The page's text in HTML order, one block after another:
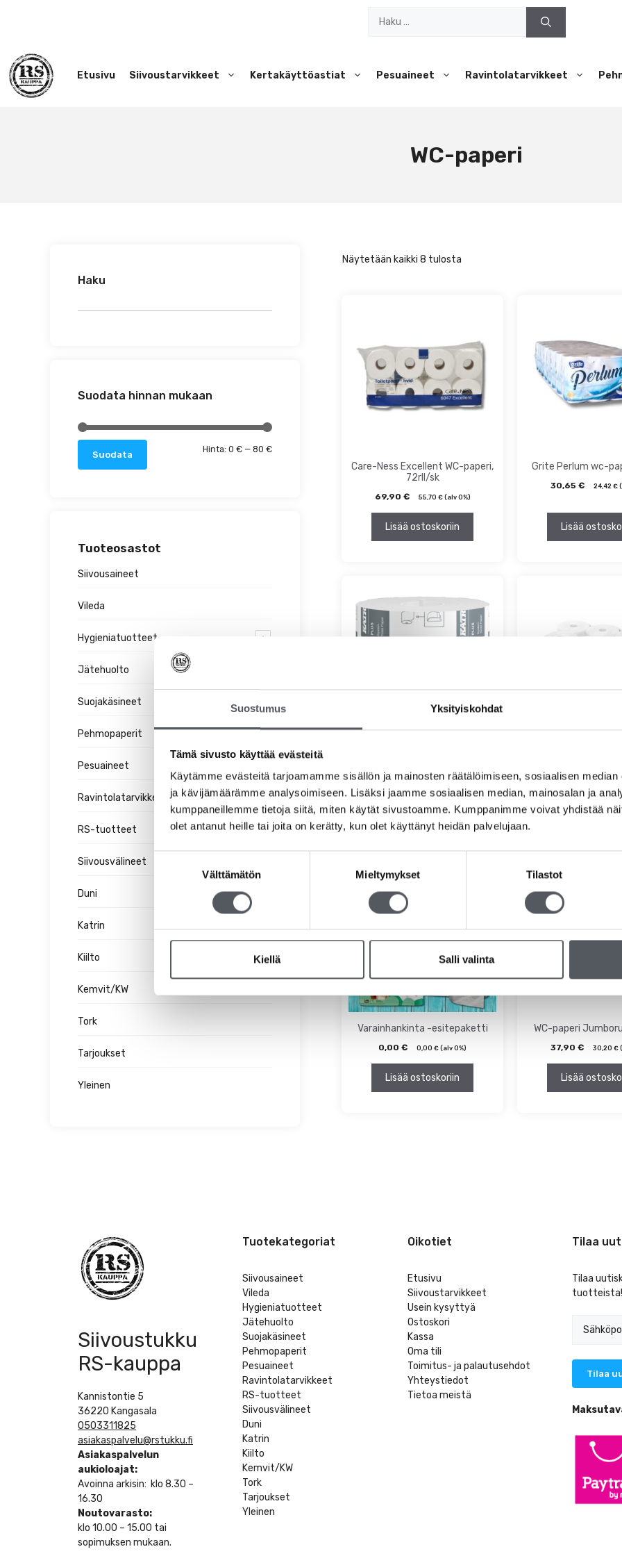
Suostumus Yksityiskohdat
Tämä sivusto käyttää evästeitä
Käytämme evästeitä tarjoamamme sisällön ja mainosten räätälöimiseen, sosiaalisen
ja kävijämäärämme analysoimiseen. Lisäksi jaamme sosiaalisen median, mainosalan ja
kumppaneillemme tietoja siitä, miten käytät sivustoamme. Kumppanimme voivat yhdistää
olet antanut heille tai joita on kerätty, kun olet käyttänyt heidän palvelujaan.
Välttämätön Mieltymykset Tilastot
Kiellä Salli valinta
Etusivu Siivoustarvikkeet Kertakäyttöastiat Pesuaineet Ravintolatarvikkeet
WC-paperi
Näytetään kaikki 8 tulosta
Care-Ness Excellent WC-paperi,
72rll/sk
69,90 € 55,70 €(alv 0%)
Lisää ostoskoriin
Grite Perlum wc-
30,65€ 24,42€
Lisää
Lisää ostoskoriin
39,95€ 31,83€
Lisää
Varainhankinta -esitepaketti
0,00€ 0,00€ (alv 0%)
Lisää ostoskoriin
WC-paperi
37,90 € 30,20 €
Lisää
Haku
Suodata hinnan mukaan
Minimihinta
Maksimihinta
Suodata Hinta: 0 € — 80 €
Tuoteosastot
Siivousaineet
Vileda
Hygieniatuotteet
Jätehuolto
Suojakäsineet
Pehmopaperit
Pesuaineet
Ravintolatarvikkeet
RS-tuotteet
Siivousvälineet
Duni
Katrin
Kiilto
Kemvit/KW
Tork
Tarjoukset
Yleinen
Siivoustukku
RS-kauppa
Kannistontie 5
36220 Kangasala
0503311825
asiakaspalvelu@rstukku.fi
Asiakaspalvelun
aukioloajat:
Avoinna arkisin: klo 8.30 –
16.30
Noutovarasto:
klo 10.00 – 15.00 tai
sopimuksen mukaan.
Tuotekategoriat
Siivousaineet
Vileda
Hygieniatuotteet
Jätehuolto
Suojakäsineet
Pehmopaperit
Pesuaineet
Ravintolatarvikkeet
RS-tuotteet
Siivousvälineet
Duni
Katrin
Kiilto
Kemvit/KW
Tork
Tarjoukset
Yleinen
Oikotiet
Etusivu
Siivoustarvikkeet
Usein kysyttyä
Ostoskori
Kassa
Oma tili
Toimitus- ja palautusehdot
Yhteystiedot
Tietoa meistä
Tilaa
Tilaa
tuotteista!